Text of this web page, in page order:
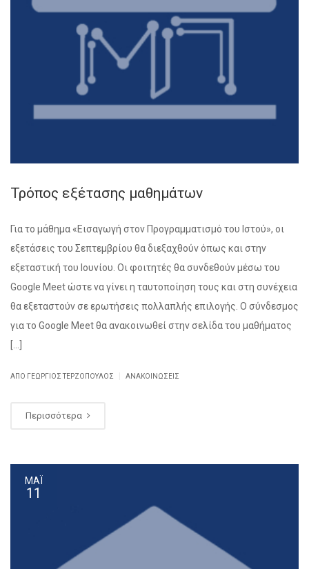
Τρόπος εξέτασης μαθημάτων
Για το μάθημα «Εισαγωγή στον Προγραμματισμό του Ιστού», οι
εξετάσεις του Σεπτεμβρίου θα διεξαχθούν όπως και στην
εξεταστική του Ιουνίου. Οι φοιτητές θα συνδεθούν μέσω του
Google Meet ώστε να γίνει η ταυτοποίηση τους και στη συνέχεια
θα εξεταστούν σε ερωτήσεις πολλαπλής επιλογής. Ο σύνδεσμος
για το Google Meet θα ανακοινωθεί στην σελίδα του μαθήματος
ΑΠΌ ΓΕΏΡΓΙΟΣ ΤΕΡΖΌΠΟΥΛΟΣ ΑΝΑΚΟΙΝΏΣΕΙΣ
Περισσότερα
ΜΆΙ
11